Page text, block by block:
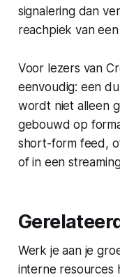
signalering dan
reachpiek van
Voor lezers van
eenvoudig: een
wordt niet alleen
gebouwd op
short-form feed,
of in een
Werk je aan je
interne resources